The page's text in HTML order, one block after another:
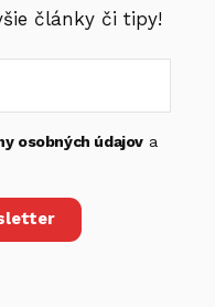
články či tipy!
osobných údajova